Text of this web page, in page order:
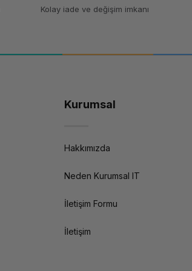
Kolay iade ve değişim imkanı
Kurumsal
Hakkımızda
Neden Kurumsal IT
İletişim Formu
İletişim